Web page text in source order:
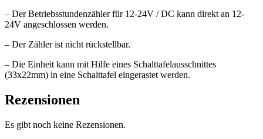
– Der Betriebsstundenzähler für 12-24V / DC kann direkt an 12-
24V angeschlossen werden.
– Der Zähler ist nicht rückstellbar.
– Die Einheit kann mit Hilfe eines Schalttafelausschnittes
(33x22mm) in eine Schalttafel eingerastet werden.
Rezensionen
Es gibt noch keine Rezensionen.